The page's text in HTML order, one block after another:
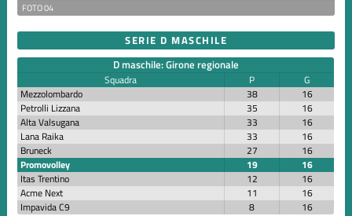
FOTO 04
SERIE D MASCHILE
D maschile: Girone regionale
Squadra P
G
Mezzolombardo
38
16
Petrolli Lizzana
35
16
Alta Valsugana
33
16
Lana Raika
33
16
Bruneck
27
16
Promovolley
19
16
Itas Trentino
12
16
Acme Next
11
16
Impavida C9
8 16